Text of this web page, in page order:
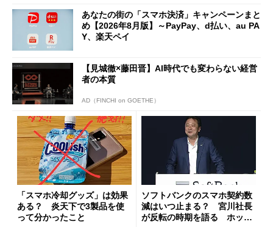
あなたの街の「スマホ決済」キャンペーンまと
め【2026年8月版】～PayPay、d払い、au PA
Y、楽天ペイ
【見城徹×藤田晋】AI時代でも変わらない経営
者の本質
AD（FINCHI on GOETHE）
「スマホ冷却グッズ」は効果
ある？ 炎天下で3製品を使
って分かったこと
ソフトバンクのスマホ契約数
減はいつ止まる？ 宮川社長
が反転の時期を語る ホッピ